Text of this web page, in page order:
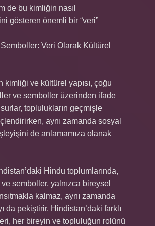
de bu kimliğin nasıl
gösteren önemli bir “veri”
Veri Olarak Kültürel
kimliği ve kültürel yapısı, çoğu
ve semboller üzerinden ifade
toplulukların geçmişle
aynı zamanda sosyal
de anlamamıza olanak
Hindu toplumlarında,
semboller, yalnızca bireysel
kalmaz, aynı zamanda
da pekiştirir. Hindistan’daki farklı
her bireyin ve topluluğun rolünü